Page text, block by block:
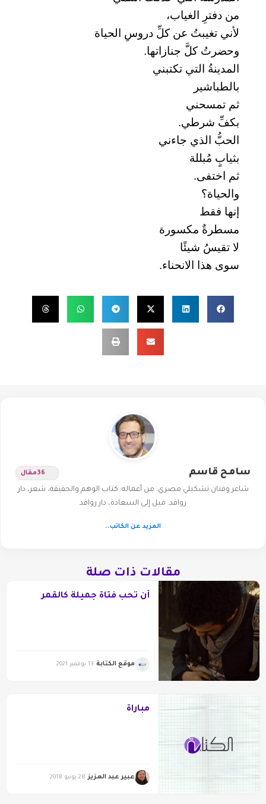
من دفترِ الغياب،
لأني تغيبتُ عن كلِّ دروسِ الحياة
وحضرتُ كلَّ جنازاتها.
المدينةُ التي تكتبني
بالطباشير
ثم تمسحني
بكفِّ شرطي.
الحبُّ الذي جاءني
بثيابٍ مُبللة
ثم اختفى.
والحياة؟
إنها فقط
مسطرةٌ مكسورة
لا تقيسُ شيئًا
سوى هذا الانحناء.
سامح قاسم 36مقال
شاعر وفنان تشكيلي مصري. من أعماله: كتاب الوهم والحقيقة، شعر، دار
روافد. ميل إلى السعادة، دار روافد
المزيد عن الكاتب..
مقالات ذات صلة
أن تحب فتاة جميلة كالقمر
موقع الكتابة 13 نوفمبر 2021
مباراة
عبير عبد العزيز 28 يونيو 2018